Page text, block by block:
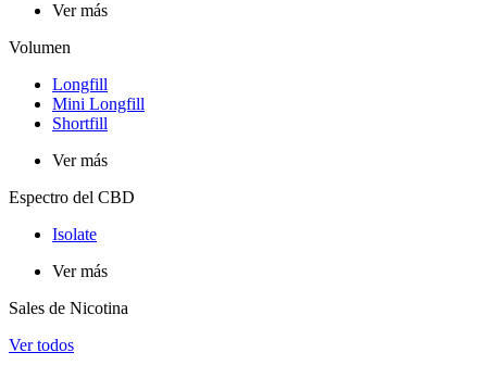
Ver más
Volumen
Longfill
Mini Longfill
Shortfill
Ver más
Espectro del CBD
Isolate
Ver más
Sales de Nicotina
Ver todos